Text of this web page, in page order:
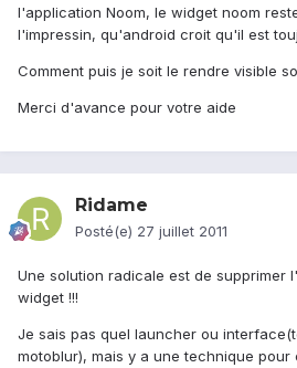
l'application Noom, le widget noom
l'impressin, qu'android croit qu'il est
Comment puis je soit le rendre visible
Merci d'avance pour votre aide
Ridame
Posté(e) 27 juillet 2011
Une solution radicale est de supprimer
widget !!!
Je sais pas quel launcher ou
motoblur), mais y a une technique